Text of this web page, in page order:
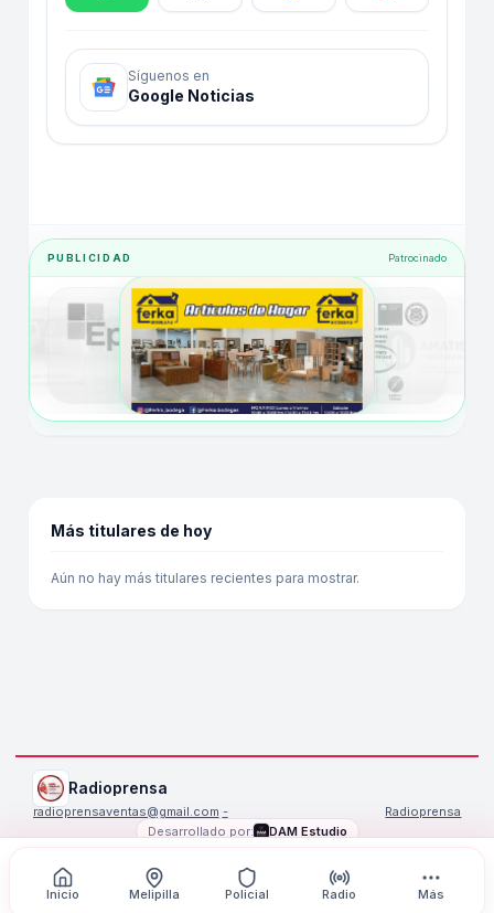
Síguenos en
Google Noticias
PUBLICIDAD Patrocinado
Más titulares de hoy
Aún no hay más titulares recientes para mostrar.
Radioprensa
radioprensaventas@gmail.com·-
Radioprensa
Desarrollado por:
DAM Estudio
2026 Radioprensa . Todos los derechos reservados.
Inicio
Melipilla Policial Radio Más